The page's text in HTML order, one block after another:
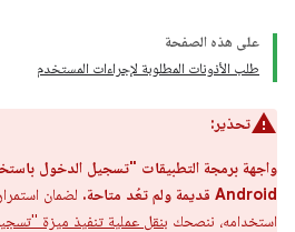
على هذه الصفحة
طلب الأذونات المطلوبة لإجراءات المستخدم
تحذير:
Android قديمة ولم تعُد متاحة.
لضمان
استخدامه، ننصحك بنقل عملية تنفيذ ميزة